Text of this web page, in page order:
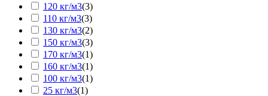
120 кг/м3(3)
110 кг/м3(3)
130 кг/м3(2)
150 кг/м3(3)
170 кг/м3(1)
160 кг/м3(1)
100 кг/м3(1)
25 кг/м3(1)